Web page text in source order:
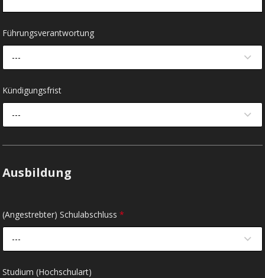
Führungsverantwortung
---
Kündigungsfrist
---
Ausbildung
(Angestrebter) Schulabschluss*
---
Studium (Hochschulart)